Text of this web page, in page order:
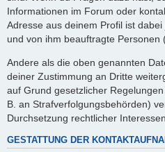
Informationen im Forum oder
Adresse aus deinem Profil ist
und von ihm beauftragte Personen
Andere als die oben genannten
deiner Zustimmung an Dritte
auf Grund gesetzlicher
B. an Strafverfolgungsbehörden)
Durchsetzung rechtlicher
GESTATTUNG DER